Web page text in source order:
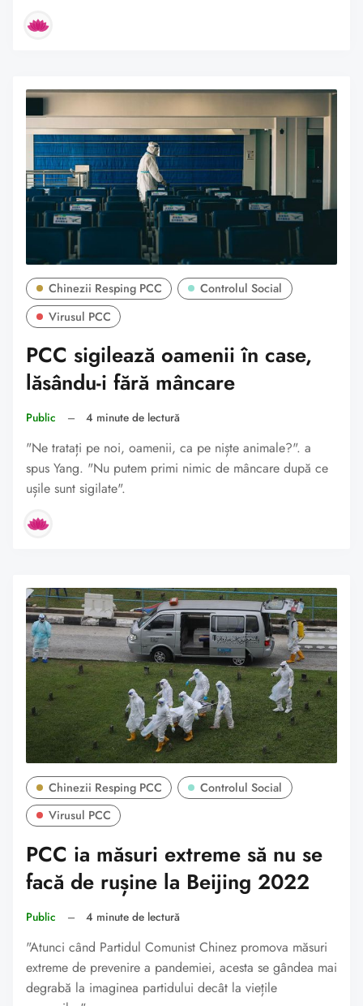
Chinezii Resping PCC
Controlul Social
Virusul PCC
PCC sigilează oamenii în case,
lăsându-i fără mâncare
Public – 4 minute de lectură
"Ne tratați pe noi, oamenii, ca pe niște animale?". a
spus Yang. "Nu putem primi nimic de mâncare după ce
ușile sunt sigilate".
Chinezii Resping PCC
Controlul Social
Virusul PCC
PCC ia măsuri extreme să nu se
facă de rușine la Beijing 2022
Public – 4 minute de lectură
"Atunci când Partidul Comunist Chinez promova măsuri
extreme de prevenire a pandemiei, acesta se gândea mai
degrabă la imaginea partidului decât la viețile